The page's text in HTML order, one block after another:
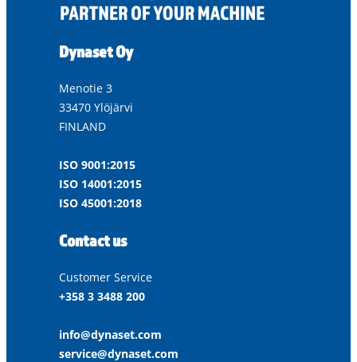
Dynaset Oy
Menotie 3
33470 Ylöjärvi
FINLAND
ISO 9001:2015
ISO 14001:2015
ISO 45001:2018
Contact us
Customer Service
+358 3 3488 200
info@dynaset.com
service@dynaset.com